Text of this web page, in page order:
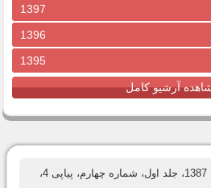
1397
1396
1395
آرشیو کامل
روان‌شناسی و دین، سال 1387، جلد اول، شماره چهارم، پیاپی 4،